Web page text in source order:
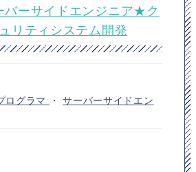
バーサイドエンジニア★ク
リティシステム開発
ログラマ ・サーバーサイドエン